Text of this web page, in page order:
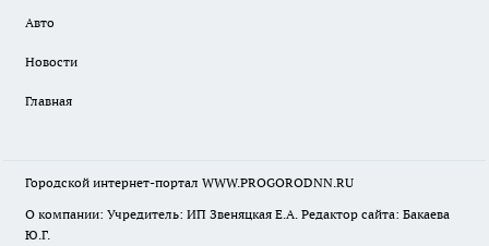
Авто
Новости
Главная
Городской интернет-портал WWW.PROGORODNN.RU
О компании: Учредитель: ИП Звеняцкая Е.А. Редактор сайта: Бакаева
Ю.Г.